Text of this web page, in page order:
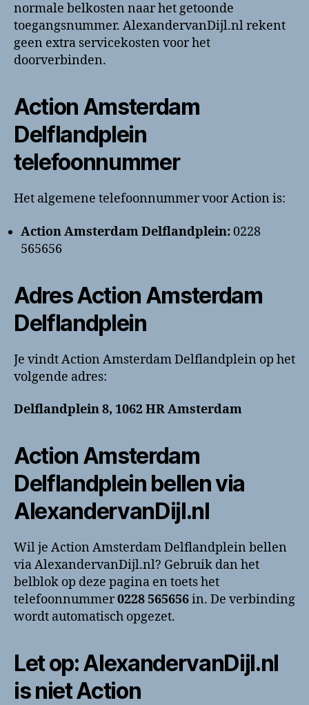
normale belkosten naar het getoonde
toegangsnummer. AlexandervanDijl.nl rekent
geen extra servicekosten voor het
doorverbinden.
Action Amsterdam
Delflandplein
telefoonnummer
Het algemene telefoonnummer voor Action is:
Action Amsterdam Delflandplein:0228
565656
Adres Action Amsterdam
Delflandplein
Je vindt Action Amsterdam Delflandplein op het
volgende adres:
Delflandplein 8, 1062 HR Amsterdam
Action Amsterdam
Delflandplein bellen via
AlexandervanDijl.nl
Wil je Action Amsterdam Delflandplein bellen
via AlexandervanDijl.nl? Gebruik dan het
belblok op deze pagina en toets het
telefoonnummer0228 565656in. De verbinding
wordt automatisch opgezet.
Let op: AlexandervanDijl.nl
is niet Action